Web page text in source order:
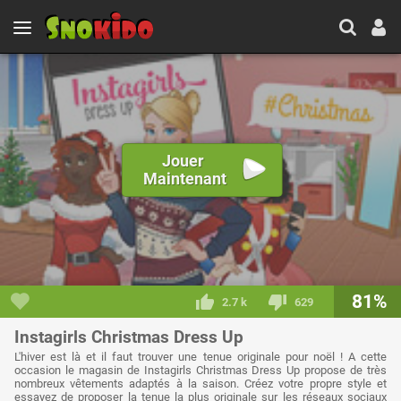
Jouer
Maintenant
2.7 k 629 81%
Instagirls Christmas Dress Up
L'hiver est là et il faut trouver une tenue originale pour noël ! A cette
occasion le magasin de Instagirls Christmas Dress Up propose de très
nombreux vêtements adaptés à la saison. Créez votre propre style et
essayez de proposer la tenue la plus originale sur les réseaux sociaux